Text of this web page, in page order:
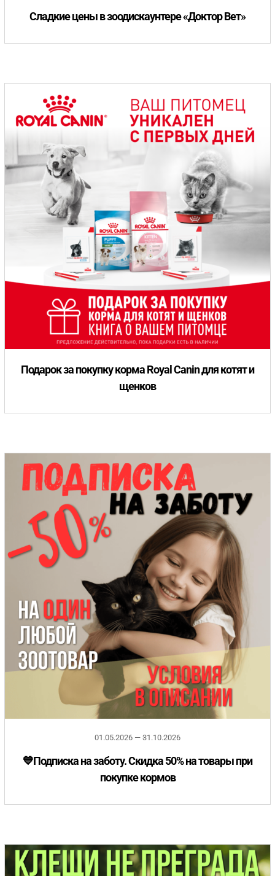
Сладкие цены в зоодискаунтере «Доктор Вет»
Подарок за покупку корма Royal Canin для котят и
щенков
01.05.2026 — 31.10.2026
💙Подписка на заботу. Скидка 50% на товары при
покупке кормов